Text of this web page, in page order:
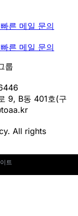
빠른 메일 문의
빠른 메일 문의
룹
9, B동 401호(구
All rights
트